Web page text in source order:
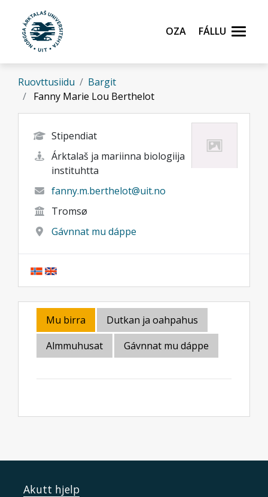
Gå til hovedinnhold
Oza
Fállu
Ruovttusiidu
Bargit
Fanny Marie Lou Berthelot
Stipendiat
Árktalaš ja mariinna biologiija
instituhtta
fanny.m.berthelot@uit.no
Tromsø
Gávnnat mu dáppe
Mu birra
Dutkan ja oahpahus
Almmuhusat
Gávnnat mu dáppe
Akutt hjelp